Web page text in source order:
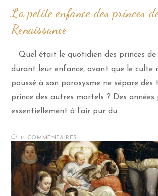
La petite enfance des princes
Renaissance
Quel était le quotidien des princes de
durant leur enfance, avant que le culte
poussé à son paroxysme ne sépare
prince des autres mortels ? Des années
essentiellement à l’air pur du…
11 COMMENTAIRES